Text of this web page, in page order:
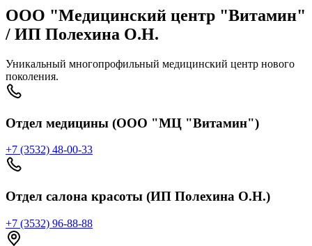
ООО "Медицинский центр "Витамин"
/ ИП Полехина О.Н.
Уникальный многопрофильный медицинский центр нового
поколения.
Отдел медицины (ООО "МЦ "Витамин")
+7 (3532) 48-00-33
Отдел салона красоты (ИП Полехина О.Н.)
+7 (3532) 96-88-88